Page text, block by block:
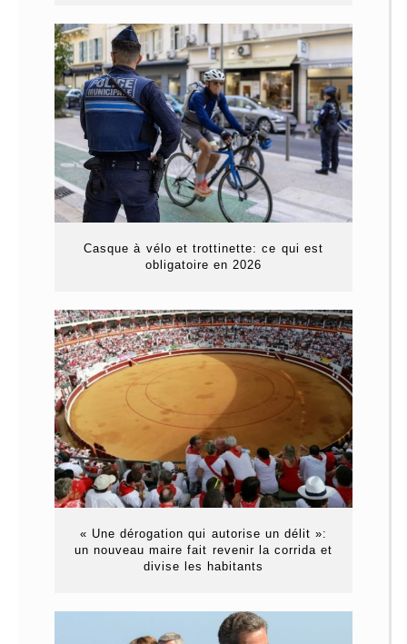
Casque à vélo et trottinette: ce qui est
obligatoire en 2026
« Une dérogation qui autorise un délit »:
un nouveau maire fait revenir la corrida et
divise les habitants